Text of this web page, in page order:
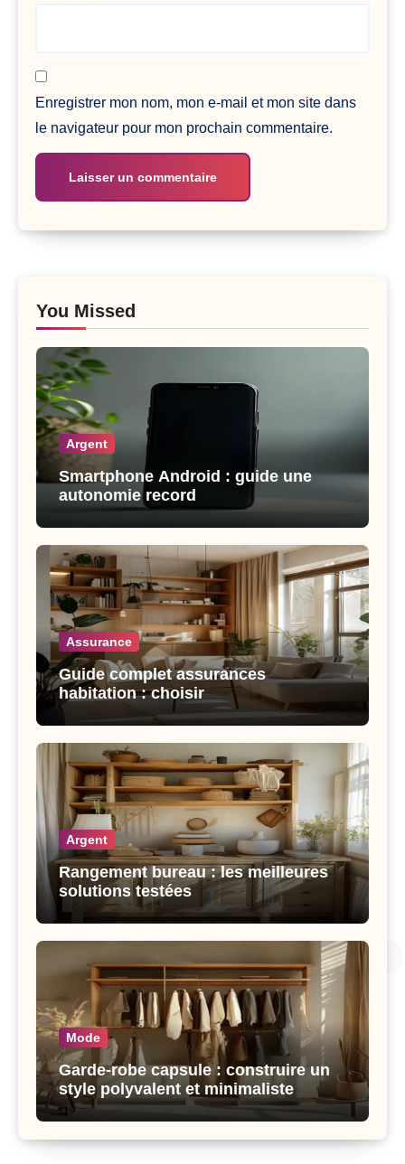
Enregistrer mon nom, mon e-mail et mon site dans
le navigateur pour mon prochain commentaire.
You Missed
Argent
Smartphone Android : guide une
autonomie record
Assurance
Guide complet assurances
habitation : choisir
Argent
Rangement bureau : les meilleures
solutions testées
Mode
Garde-robe capsule : construire un
style polyvalent et minimaliste